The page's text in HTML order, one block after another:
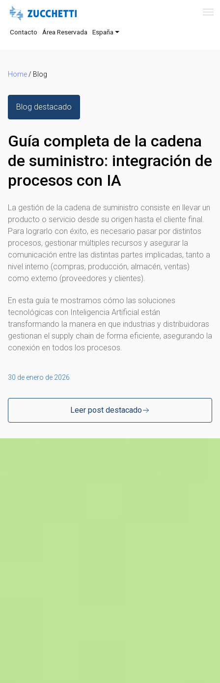
Contacto Área Reservada España
Home / Blog
Blog destacado
Guía completa de la cadena
de suministro: integración de
procesos con IA
La gestión de la cadena de suministro consiste en llevar un
producto o servicio desde su origen hasta el cliente final.
Para lograrlo con éxito, es necesario pasar por distintos
procesos, gestionar múltiples recursos y asegurar la
comunicación entre las distintas partes implicadas, tanto a
nivel interno (compras, producción, almacén, ventas)
como externo (proveedores y clientes).
En esta guía te mostramos cómo las soluciones
tecnológicas con Inteligencia Artificial están
transformando la manera en que industrias y distribuidoras
gestionan el supply chain de forma eficiente, asegurando la
conexión en todos los procesos.
30 de enero de 2026
Leer post destacado